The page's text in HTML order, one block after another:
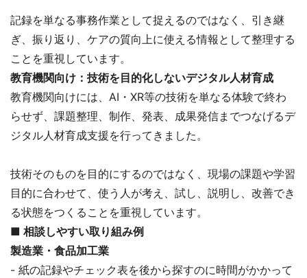
記録を単なる事務作業として捉えるのではなく、引き継
ぎ、振り返り、ケアの質向上に使える情報として整理する
ことを重視しています。
教育機関向け：技術を目的化しないデジタル人材育成
教育機関向けには、AI・XR等の技術を単なる体験で終わ
らせず、課題整理、制作、発表、成果発信までつなげるデ
ジタル人材育成支援を行ってきました。
技術そのものを目的にするのではなく、現場の課題や学習
目的に合わせて、使う人が考え、試し、説明し、改善でき
る状態をつくることを重視しています。
■ 相談しやすい取り組み例
製造業・食品加工業
- 紙の記録やチェック表を後から探すのに時間がかかって